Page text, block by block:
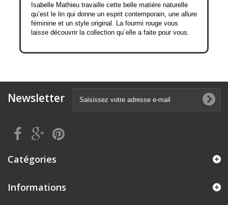
Isabelle Mathieu travaille cette belle matière naturelle
qu’est le lin qui donne un esprit contemporain, une allure
féminine et un style original. La fourmi rouge vous
laisse découvrir la collection qu´elle a faite pour vous.
Newsletter
Catégories
Informations